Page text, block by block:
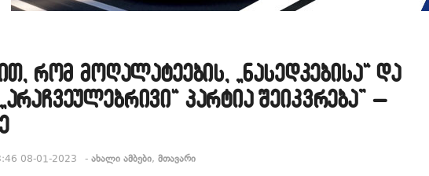
რომ მოღალატეების, „ნასედკებისა“ და
პარტია შეიკვრება” –
08-01-2023 - ახალი ამბები, მთავარი